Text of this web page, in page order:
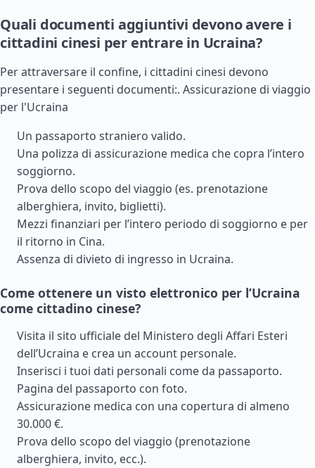
Quali documenti aggiuntivi devono avere i
cittadini cinesi per entrare in Ucraina?
Per attraversare il confine, i cittadini cinesi devono
presentare i seguenti documenti:. Assicurazione di viaggio
per l'Ucraina
Un passaporto straniero valido.
Una polizza di assicurazione medica che copra l’intero
soggiorno.
Prova dello scopo del viaggio (es. prenotazione
alberghiera, invito, biglietti).
Mezzi finanziari per l’intero periodo di soggiorno e per
il ritorno in Cina.
Assenza di divieto di ingresso in Ucraina.
Come ottenere un visto elettronico per l’Ucraina
come cittadino cinese?
Visita il sito ufficiale del Ministero degli Affari Esteri
dell’Ucraina e crea un account personale.
Inserisci i tuoi dati personali come da passaporto.
Pagina del passaporto con foto.
Assicurazione medica con una copertura di almeno
30.000 €.
Prova dello scopo del viaggio (prenotazione
alberghiera, invito, ecc.).